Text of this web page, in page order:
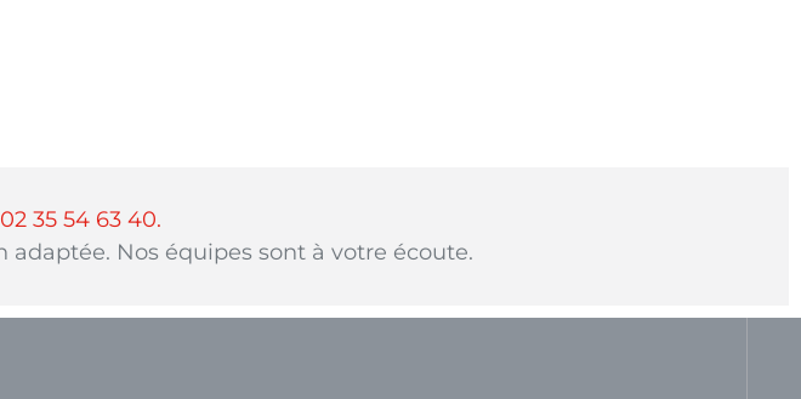
02 35 54 63 40.
Nos équipes sont à votre écoute.